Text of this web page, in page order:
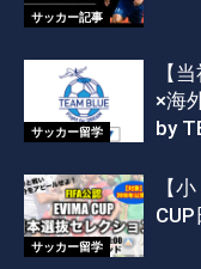
サッカー記事
サッカー留学
【
×海
by
サッカー留学
【